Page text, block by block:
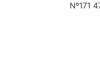
Nº171